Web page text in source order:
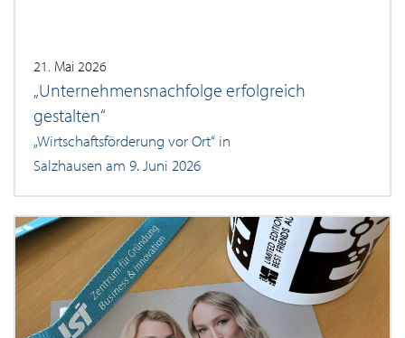
21. Mai 2026
„Unternehmensnachfolge erfolgreich
gestalten“
„Wirtschaftsförderung vor Ort“ in
Salzhausen am 9. Juni 2026